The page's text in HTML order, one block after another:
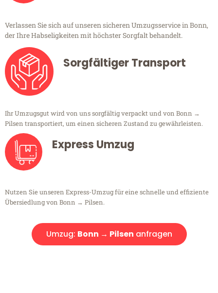
Verlassen Sie sich auf unseren sicheren Umzugsservice in Bonn,
der Ihre Habseligkeiten mit höchster Sorgfalt behandelt.
Sorgfältiger Transport
Ihr Umzugsgut wird von uns sorgfältig verpackt und von Bonn →
Pilsen transportiert, um einen sicheren Zustand zu gewährleisten.
Express Umzug
Nutzen Sie unseren Express-Umzug für eine schnelle und effiziente
Übersiedlung von Bonn → Pilsen.
Umzug: Bonn → Pilsen anfragen